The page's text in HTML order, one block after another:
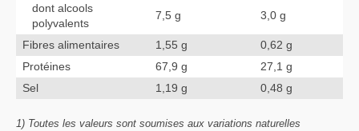
dont alcools
polyvalents
7,5 g 3,0 g
Fibres alimentaires 1,55 g
0,62 g
Protéines
67,9 g
27,1 g
Sel
1,19 g 0,48 g
1) Toutes les valeurs sont soumises aux variations naturelles